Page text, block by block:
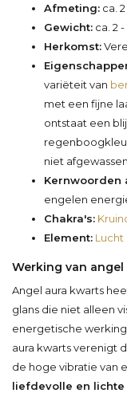
Afmeting: ca.
Gewicht: ca. 2
Herkomst:
variëteit van
met een fijne
ontstaat een
niet
Kernwoorden
engelen
Chakra's:
Element: Lucht
Werking van angel
Angel aura kwarts
glans die niet alleen
energetische
aura kwarts verenigt
de hoge vibratie van
liefdevolle en